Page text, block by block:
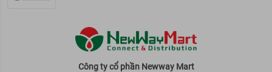
Công ty cổ phần Newway Mart